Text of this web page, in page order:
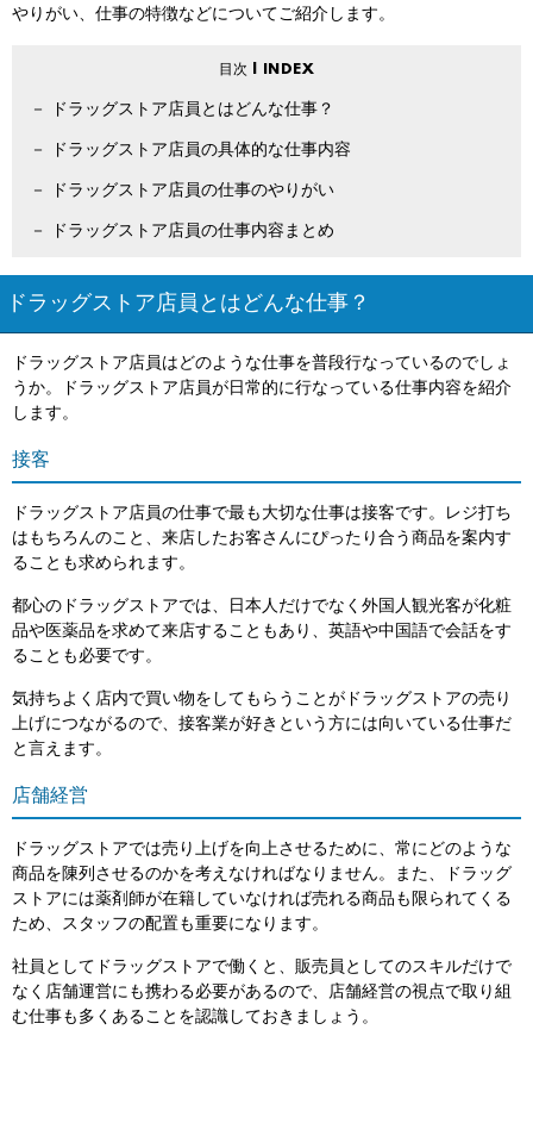
やりがい、仕事の特徴などについてご紹介します。
ドラッグストア店員とはどんな仕事？
ドラッグストア店員の具体的な仕事内容
ドラッグストア店員の仕事のやりがい
ドラッグストア店員の仕事内容まとめ
ドラッグストア店員とはどんな仕事？
ドラッグストア店員はどのような仕事を普段行なっているのでしょ
うか。ドラッグストア店員が日常的に行なっている仕事内容を紹介
します。
接客
ドラッグストア店員の仕事で最も大切な仕事は接客です。レジ打ち
はもちろんのこと、来店したお客さんにぴったり合う商品を案内す
ることも求められます。
都心のドラッグストアでは、日本人だけでなく外国人観光客が化粧
品や医薬品を求めて来店することもあり、英語や中国語で会話をす
ることも必要です。
気持ちよく店内で買い物をしてもらうことがドラッグストアの売り
上げにつながるので、接客業が好きという方には向いている仕事だ
と言えます。
店舗経営
ドラッグストアでは売り上げを向上させるために、常にどのような
商品を陳列させるのかを考えなければなりません。また、ドラッグ
ストアには薬剤師が在籍していなければ売れる商品も限られてくる
ため、スタッフの配置も重要になります。
社員としてドラッグストアで働くと、販売員としてのスキルだけで
なく店舗運営にも携わる必要があるので、店舗経営の視点で取り組
む仕事も多くあることを認識しておきましょう。